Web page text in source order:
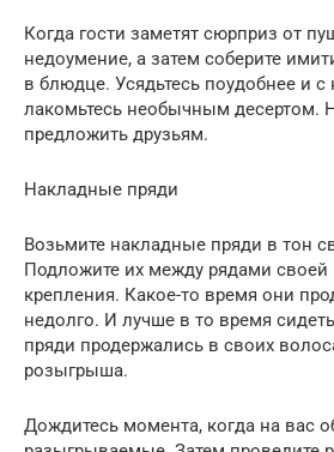
Когда гости заметят сюрприз от
недоумение, а затем соберите
в блюдце. Усядьтесь поудобнее и
лакомьтесь необычным десертом.
предложить друзьям.
Накладные пряди
Возьмите накладные пряди в тон
Подложите их между рядами
крепления. Какое-то время они
недолго. И лучше в то время
пряди продержались в своих
розыгрыша.
Дождитесь момента, когда на вас